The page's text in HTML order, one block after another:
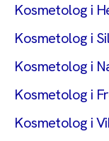
Kosmetolog i
Kosmetolog i
Kosmetolog i
Kosmetolog i
Kosmetolog i